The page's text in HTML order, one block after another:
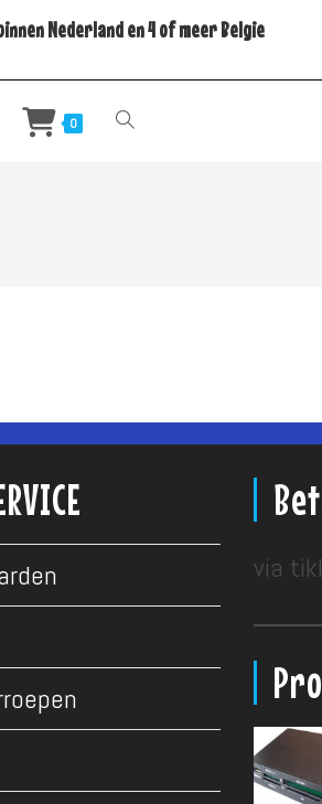
Nederland en 4 of meer Belgie
0 Toggle
via